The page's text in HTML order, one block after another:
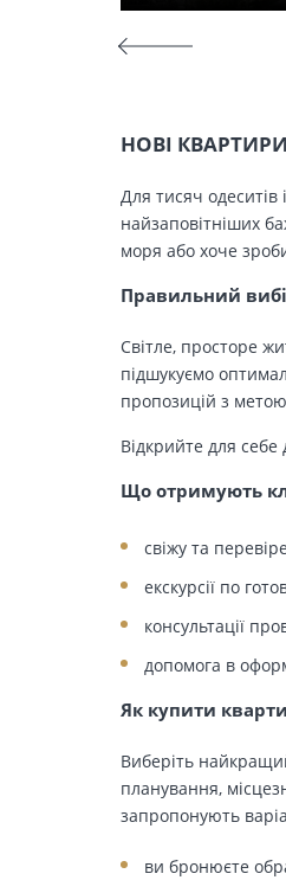
НОВІ
Для тисяч
найзаповітніших
моря або хоче
Правильний
Світле, просторе
підшукуємо
пропозицій з
Відкрийте для
Що отримують
свіжу та
екскурсії по
консультації
допомога в
Як купити
Виберіть
планування,
запропонують
ви бронюєте